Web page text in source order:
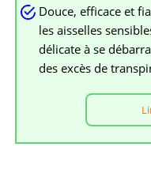
Douce, efficace et
les aisselles
délicate à se
des excès de